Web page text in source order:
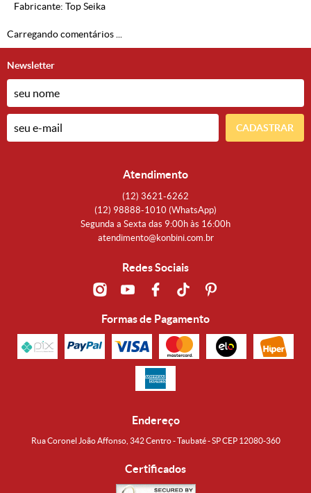
Fabricante: Top Seika
Carregando comentários ...
Newsletter
CADASTRAR
Atendimento
(12) 3621-6262
(12) 98888-1010 (WhatsApp)
Segunda a Sexta das 9:00h às 16:00h
atendimento@konbini.com.br
Redes Sociais
Formas de Pagamento
Endereço
Rua Coronel João Affonso, 342 Centro - Taubaté - SP CEP 12080-360
Certificados